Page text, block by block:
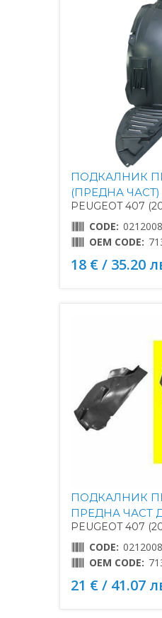
ПОДКАЛНИК
(ПРЕДНА ЧАСТ)
PEUGEOT 407
CODE:
OEM CODE:
18 € / 35.20
ПОДКАЛНИК
ПРЕДНА ЧАСТ
PEUGEOT 407
CODE:
OEM CODE:
21 € / 41.07